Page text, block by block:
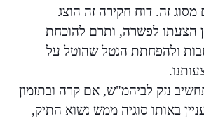
זה. דוח חקירה זה הוצג
הצעתו לפשרה, ותרם להוכחת
ולהפחתת הנטל שהוטל על
נזק לביהמ"ש, אם קרה ובתזמון
באותו סוגיה ממש נשוא התיק,